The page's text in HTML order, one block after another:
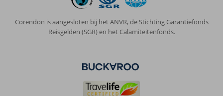
Corendon is aangesloten bij het ANVR, de Stichting Garantiefonds
Reisgelden (SGR) en het Calamiteitenfonds.